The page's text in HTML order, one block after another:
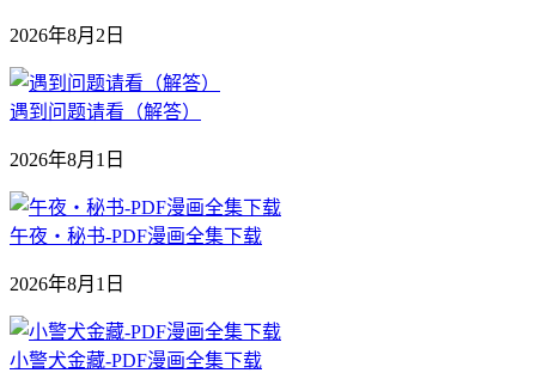
2026年8月2日
遇到问题请看（解答）
2026年8月1日
午夜‧秘书-PDF漫画全集下载
2026年8月1日
小警犬金藏-PDF漫画全集下载